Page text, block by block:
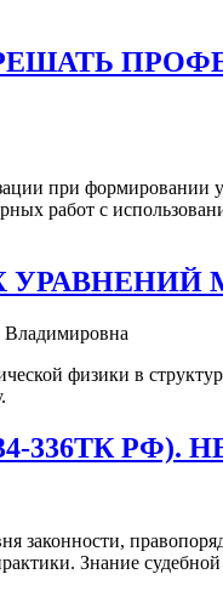
при формировании
работ с
Владимировна
физики в
336ТК
Знание